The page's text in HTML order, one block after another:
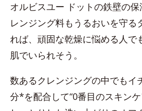
オルビスユー ドットの鉄壁の
レンジング料もうるおいを守る
れば、頑固な乾燥に悩める人で
肌でいられそう。
数あるクレンジングの中でもイ
分*を配合して“0番目のスキン